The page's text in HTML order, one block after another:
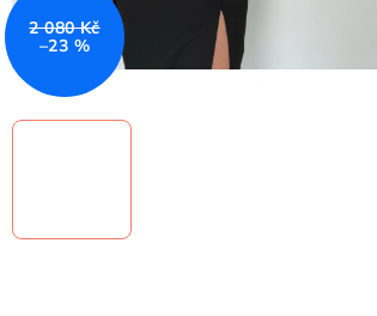
2 080 Kč
–23 %